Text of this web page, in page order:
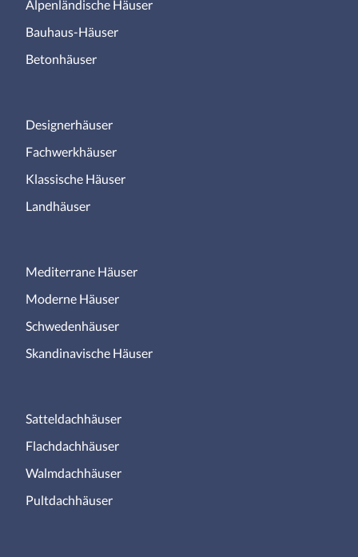
Alpenländische Häuser
Bauhaus-Häuser
Betonhäuser
Designerhäuser
Fachwerkhäuser
Klassische Häuser
Landhäuser
Mediterrane Häuser
Moderne Häuser
Schwedenhäuser
Skandinavische Häuser
Satteldachhäuser
Flachdachhäuser
Walmdachhäuser
Pultdachhäuser